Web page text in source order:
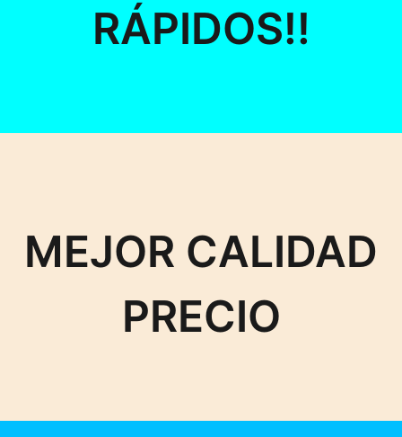
RÁPIDOS!!
MEJOR CALIDAD
PRECIO